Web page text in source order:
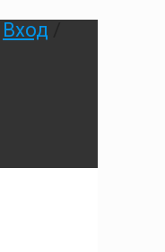
Вход